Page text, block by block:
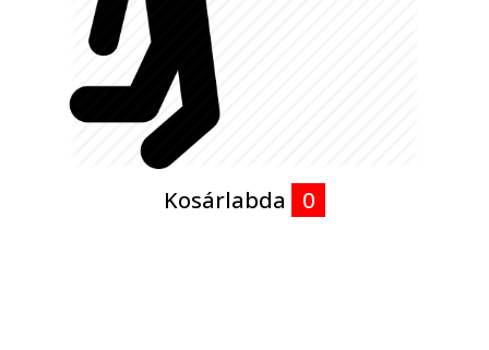
Kosárlabda 0